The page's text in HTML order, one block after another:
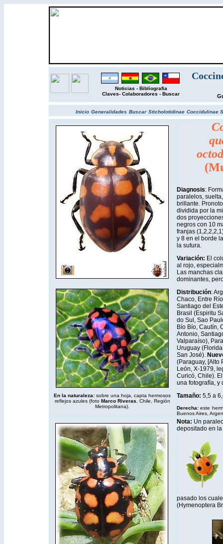
Noticias - Bibliografia
Claves- Colaboradores - Buscar
Inicio Generalidades Buscar Sticholotidinae Coccidulinae
En la naturaleza: sobre una hoja, capta hermosos
reflejos azules (fotoMarco Riveras , Chile, Región
Metropolitana).
Diagnosis:
paralelos,
brillante.
dividida por la
dos
negros con 10
franjas
y 8 en el borde
la sutura.
Variación: El
al rojo,
Las manchas
dominantes,
Distribución:
Chaco, Entre
Santiago del
Brasil (Espiritu
do Sul, Sao
Bío Bío, Cautín,
Antonio,
Valparaíso),
Uruguay
San José).
(Paraguay, [Alto
León, X-1979,
Curicó, Chile).
una fotografía, y
Tamaño: 5,5 a
Derecha:este
Buenos Aires,
Nota: Un
depositado en
pasado los
(Hymenoptera